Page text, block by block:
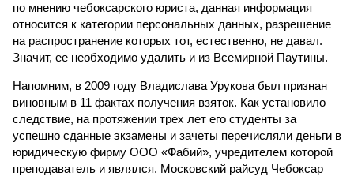
по мнению чебоксарского юриста, данная информация
относится к категории персональных данных, разрешение
на распространение которых тот, естественно, не давал.
Значит, ее необходимо удалить и из Всемирной Паутины.
Напомним, в 2009 году Владислава Урукова был признан
виновным в 11 фактах получения взяток. Как установило
следствие, на протяжении трех лет его студенты за
успешно сданные экзамены и зачеты перечисляли деньги в
юридическую фирму ООО «Фабий», учредителем которой
преподаватель и являлся. Московский райсуд Чебоксар